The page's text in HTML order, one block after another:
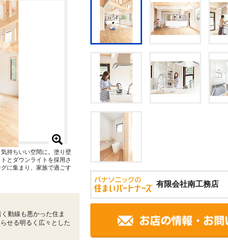
有限会社南工務店
持ちいい空間に。塗り壁
とダウンライトを採用さ
に集まり、家族で過ごす
動線も悪かった住ま
せる明るく広々とした